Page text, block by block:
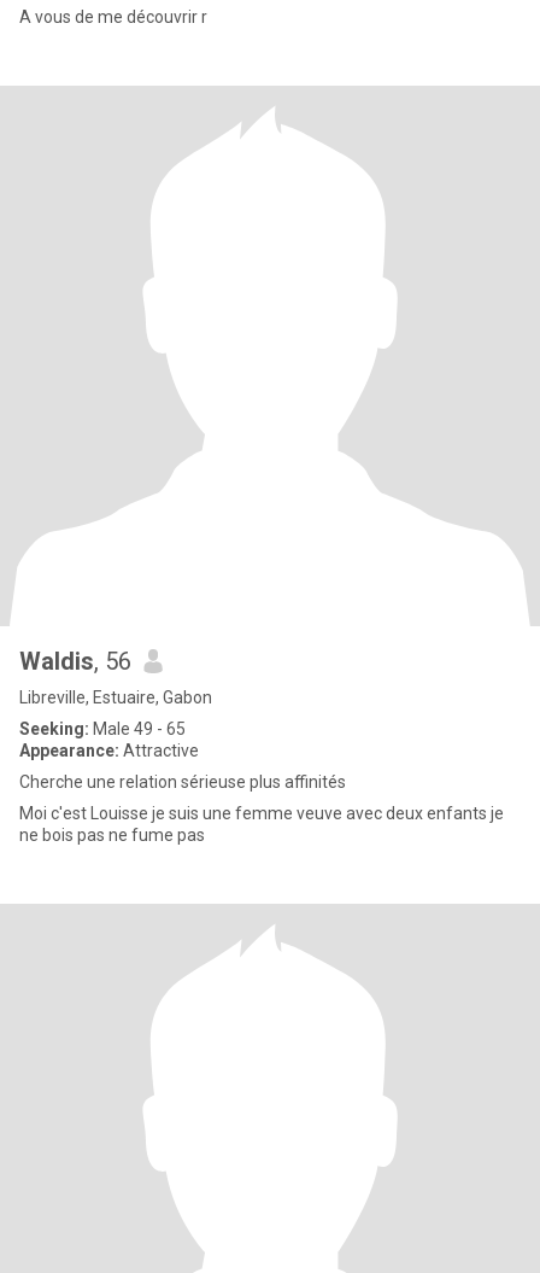
A vous de me découvrir r
Waldis, 56
Libreville, Estuaire, Gabon
Seeking: Male 49 - 65
Appearance: Attractive
Cherche une relation sérieuse plus affinités
Moi c'est Louisse je suis une femme veuve avec deux enfants je
ne bois pas ne fume pas